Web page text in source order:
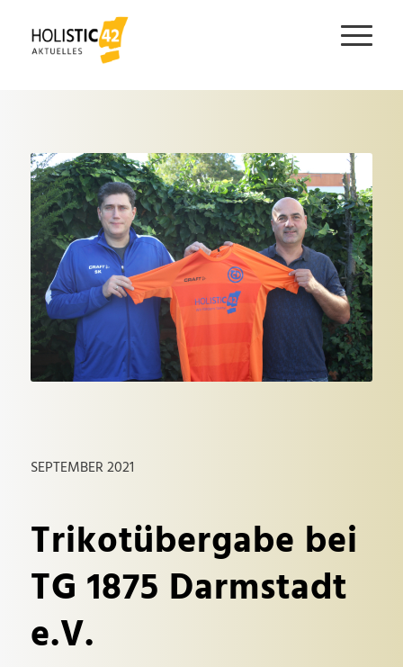
SEPTEMBER 2021
Trikotübergabe bei
TG 1875 Darmstadt
e.V.